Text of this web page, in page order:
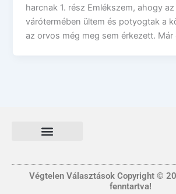
harcnak 1. rész Emlékszem, ahogy
várótermében ültem és potyogtak a
az orvos még meg sem érkezett. Már
Végtelen Választások Copyright ©
fenntartva!